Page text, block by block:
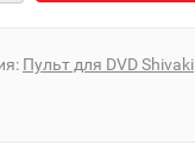
Пульт для DVD Shivaki